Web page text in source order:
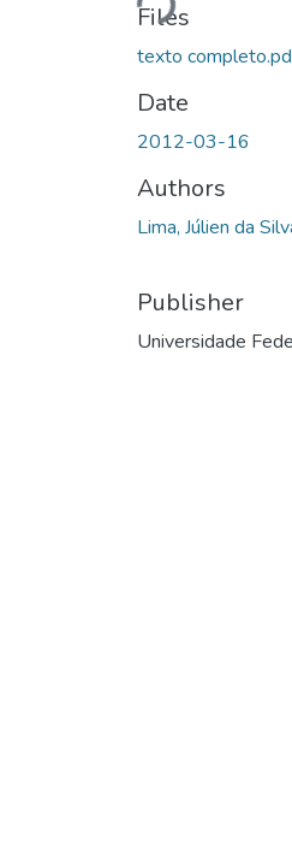
Loading...
Files
texto
Date
2012-03-16
Authors
Lima, Júlien da
Publisher
Universidade